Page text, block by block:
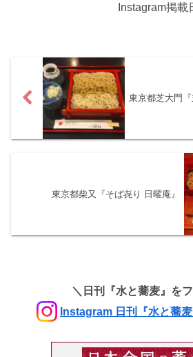
Instagram掲
東京都芝大門『
東京都柴又『そば㐂り 日曜庵』
＼日刊『水と蕎麦』を
Instagram 日刊『水と蕎麦